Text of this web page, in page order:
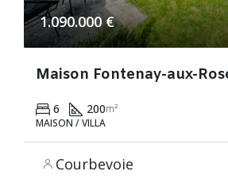
1.090.000 €
6 200m²
MAISON / VILLA
Courbevoie